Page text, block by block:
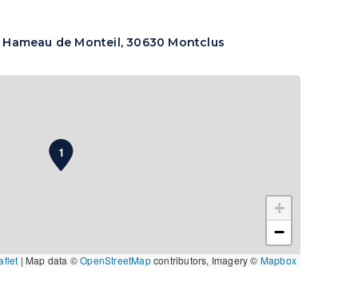
de Monteil, 30630 Montclus
1
+
−
| Map data ©OpenStreetMapcontributors, Imagery © Mapbox